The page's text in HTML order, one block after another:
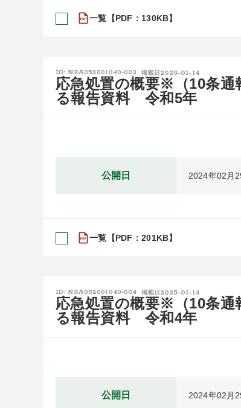
一覧【PDF：130KB】
ID: NRA052001040-003 掲載日 2025-01-14
応急処置の概要※（10条通
る報告資料 令和5年
公開日 2024年02月
一覧【PDF：201KB】
ID: NRA052001040-004 掲載日 2025-01-14
応急処置の概要※（10条通
る報告資料 令和4年
公開日 2024年02月